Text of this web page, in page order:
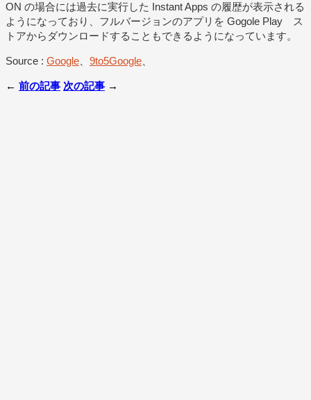
ON の場合には過去に実行した Instant Apps の履歴が表示される
ようになっており、フルバージョンのアプリを Gogole Play ス
トアからダウンロードすることもできるようになっています。
Source : Google 9to5Google
← 前の記事 次の記事 →